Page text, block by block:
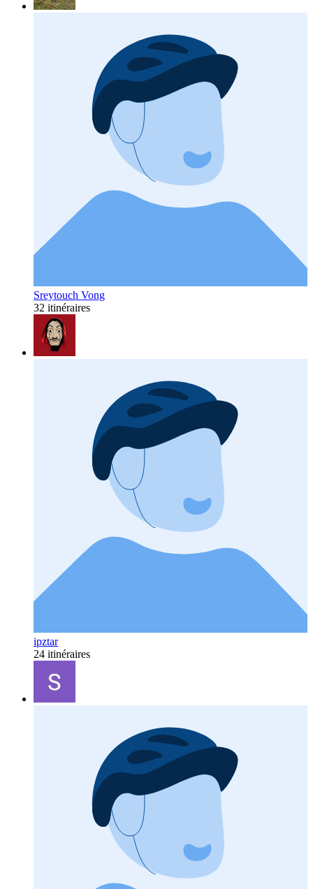
Sreytouch Vong
32 itinéraires
ipztar
24 itinéraires